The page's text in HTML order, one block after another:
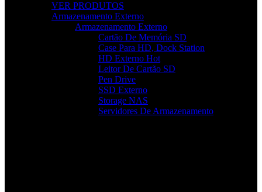
VER PRODUTOS
Armazenamento Externo
Armazenamento Externo
Cartão De Memória SD
Case Para HD, Dock Station
HD Externo Hot
Leitor De Cartão SD
Pen Drive
SSD Externo
Storage NAS
Servidores De Armazenamento